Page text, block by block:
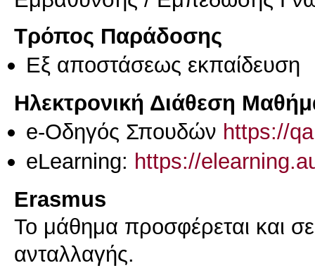
Τρόπος Παράδοσης
Eξ απoστάσεως εκπαίδευση
Ηλεκτρονική Διάθεση
e-Οδηγός Σπουδών https://
eLearning: https://
Erasmus
Το μάθημα προσφέρεται και
ανταλλαγής.